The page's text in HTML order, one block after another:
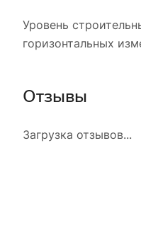
Уровень
горизонтальных
Отзывы
Загрузка отзывов...